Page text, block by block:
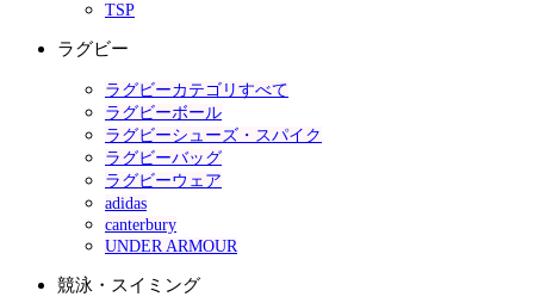
TSP
ラグビー
ラグビーカテゴリすべて
ラグビーボール
ラグビーシューズ・スパイク
ラグビーバッグ
ラグビーウェア
adidas
canterbury
UNDER ARMOUR
競泳・スイミング